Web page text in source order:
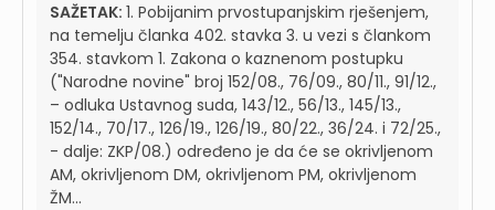
SAŽETAK: 1. Pobijanim prvostupanjskim rješenjem,
na temelju članka 402. stavka 3. u vezi s člankom
354. stavkom 1. Zakona o kaznenom postupku
("Narodne novine" broj 152/08., 76/09., 80/11., 91/12.,
– odluka Ustavnog suda, 143/12., 56/13., 145/13.,
152/14., 70/17., 126/19., 126/19., 80/22., 36/24. i 72/25.,
- dalje: ZKP/08.) određeno je da će se okrivljenom
AM, okrivljenom DM, okrivljenom PM, okrivljenom
ŽM...